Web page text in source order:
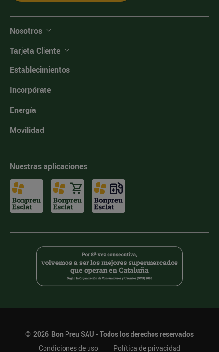
Nosotros
Tarjeta Cliente
Establecimientos
Incorpórate
Energía
Movilidad
Nuestras aplicaciones
© 2026 Bon Preu SAU - Todos los derechos reservados
Condiciones de uso
Política de privacidad